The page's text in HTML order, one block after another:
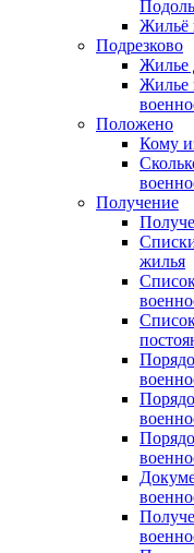
Жильё
Подрезково
Жилье
Жилье
Положено
Кому
Получение
жилья